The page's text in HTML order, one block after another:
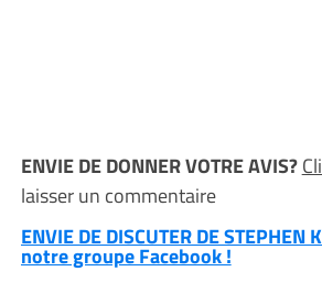
ENVIE DE DONNER VOTRE AVIS?
laisser un commentaire
ENVIE DE DISCUTER DE STEPHEN
notre groupe Facebook !